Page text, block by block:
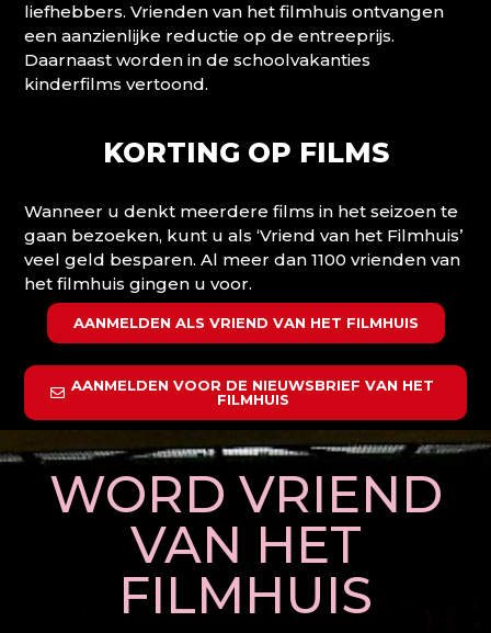
liefhebbers. Vrienden van het filmhuis ontvangen
een aanzienlijke reductie op de entreeprijs.
Daarnaast worden in de schoolvakanties
kinderfilms vertoond.
KORTING OP FILMS
Wanneer u denkt meerdere films in het seizoen te
gaan bezoeken, kunt u als ‘Vriend van het Filmhuis’
veel geld besparen. Al meer dan 1100 vrienden van
het filmhuis gingen u voor.
AANMELDEN ALS VRIEND VAN HET FILMHUIS
AANMELDEN VOOR DE NIEUWSBRIEF VAN HET
FILMHUIS
WORD VRIEND
VAN HET
FILMHUIS